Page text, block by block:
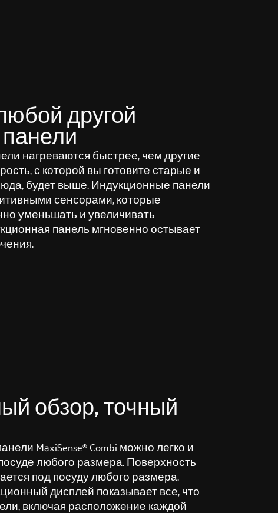
другой
нагреваются быстрее, чем другие
с которой вы готовите старые и
будет выше. Индукционные панели
сенсорами, которые
уменьшать и увеличивать
панель мгновенно остывает
обзор, точный
MaxiSense® Combi можно легко и
любого размера. Поверхность
под посуду любого размера.
дисплей показывает все, что
включая расположение каждой